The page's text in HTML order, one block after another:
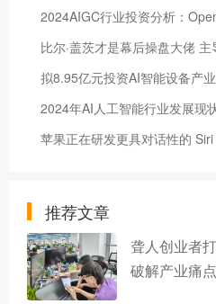
2024AIGC行业投资分析：
比尔·盖茨才是幕后操盘大佬
拟8.95亿元投资AI智能设备产
2024年AI人工智能行业发展现
苹果正在研发更具对话性的
推荐文章
聋人创业者
破解产业痛点